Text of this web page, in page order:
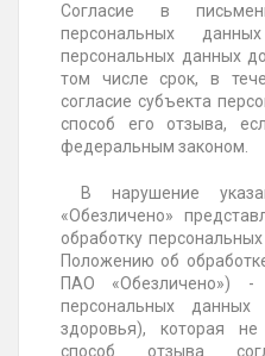
Согласие в
персональных
персональных данных
том числе срок, в
согласие субъекта
способ его отзыва,
федеральным законом.
В нарушение
«Обезличено»
обработку
Положению об
ПАО «Обезличено») -
персональных данных
здоровья), которая
способ отзыва